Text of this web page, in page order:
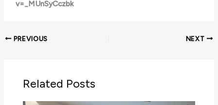
v=_MUnSyCczbk
PREVIOUS NEXT
Related Posts